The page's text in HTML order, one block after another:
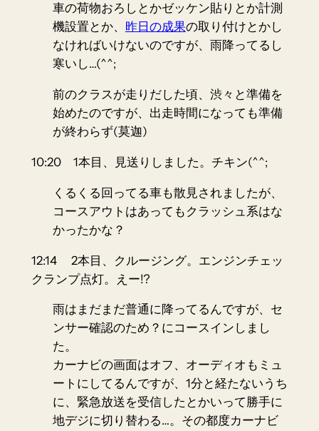
車の荷物おろしとかゼッケン貼りとか計測
機設置とか、 昨日の成果の取り付けとかし
なければいけないのですが、雨降ってるし
寒いし…(^^;
前のクラスが走りだした頃、渋々と準備を
始めたのですが、出走時間になっても準備
が終わらず(莫迦)
10:20 1本目、見送りしました。チキン(^^;
くるくる回ってる車も散見されましたが、
コースアウトはあってもクラッシュ系はな
かったかな？
12:14 2本目、クルージング。エンジンチェッ
クランプ点灯。えー!?
雨はまだまだ普通に降ってるんですが、セ
ンサー確認のため？にコースインしまし
た。
カーナビの画面はオフ、オーディオもミュ
ートにしてるんですが、1分と経たないうち
に、 緊急放送を受信したとかいって勝手に
地デジに切り替わる…。その都度カーナビ